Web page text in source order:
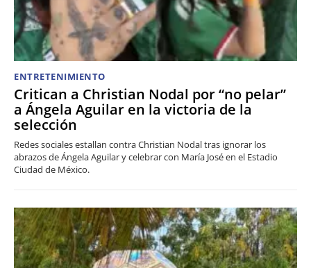
ENTRETENIMIENTO
Critican a Christian Nodal por “no pelar”
a Ángela Aguilar en la victoria de la
selección
Redes sociales estallan contra Christian Nodal tras ignorar los
abrazos de Ángela Aguilar y celebrar con María José en el Estadio
Ciudad de México.